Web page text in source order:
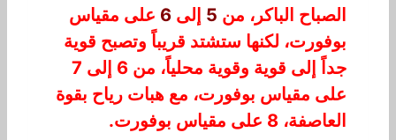
الصباح الباكر، من 5 إلى
على مقياس
بوفورت، لكنها ستشتد قريباً وتصبح قوية
جداً إلى قوية وقوية محلياً، من 6 إلى 7
على مقياس بوفورت، مع هبات رياح بقوة
العاصفة، 8 على مقياس بوفورت.